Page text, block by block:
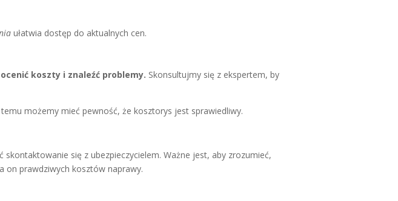
ułatwia dostęp do aktualnych cen.
koszty i znaleźć problemy. Skonsultujmy się z ekspertem, by
możemy mieć pewność, że kosztorys jest sprawiedliwy.
się z ubezpieczycielem. Ważne jest, aby zrozumieć,
on prawdziwych kosztów naprawy.